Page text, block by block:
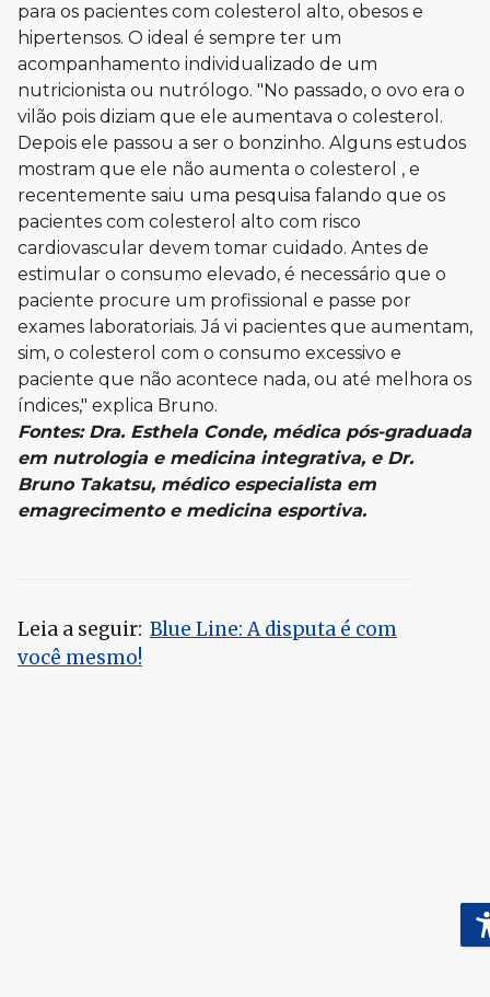
para os pacientes com colesterol alto, obesos e
hipertensos. O ideal é sempre ter um
acompanhamento individualizado de um
nutricionista ou nutrólogo. "No passado, o ovo era o
vilão pois diziam que ele aumentava o colesterol.
Depois ele passou a ser o bonzinho. Alguns estudos
mostram que ele não aumenta o colesterol , e
recentemente saiu uma pesquisa falando que os
pacientes com colesterol alto com risco
cardiovascular devem tomar cuidado. Antes de
estimular o consumo elevado, é necessário que o
paciente procure um profissional e passe por
exames laboratoriais. Já vi pacientes que aumentam,
sim, o colesterol com o consumo excessivo e
paciente que não acontece nada, ou até melhora os
índices," explica Bruno.
Fontes: Dra. Esthela Conde, médica pós-graduada
em nutrologia e medicina integrativa, e Dr.
Bruno Takatsu, médico especialista em
emagrecimento e medicina esportiva.
Leia a seguir: Blue Line: A disputa é com
você mesmo!